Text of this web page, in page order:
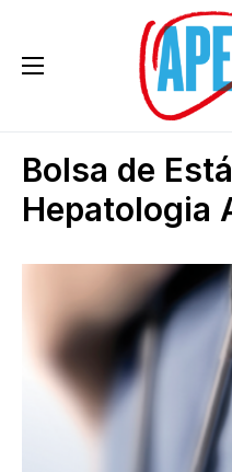
Bolsa de
Hepatologia